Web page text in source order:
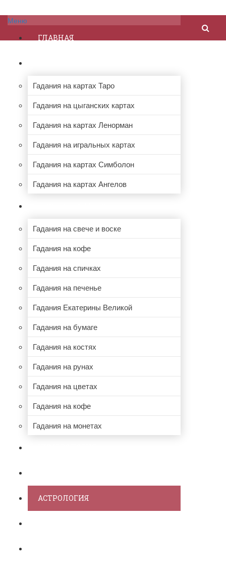
Меню
ГЛАВНАЯ
Гадания на картах Таро
Гадания на цыганских картах
Гадания на картах Ленорман
Гадания на игральных картах
Гадания на картах Симболон
Гадания на картах Ангелов
Гадания на свече и воске
Гадания на кофе
Гадания на спичках
Гадания на печенье
Гадания Екатерины Великой
Гадания на бумаге
Гадания на костях
Гадания на рунах
Гадания на цветах
Гадания на кофе
Гадания на монетах
АСТРОЛОГИЯ